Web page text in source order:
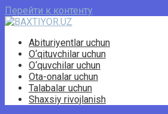
Перейти к контенту
Abituriyentlar uchun
O‘qituvchilar uchun
O‘quvchilar uchun
Ota-onalar uchun
Talabalar uchun
Shaxsiy rivojlanish